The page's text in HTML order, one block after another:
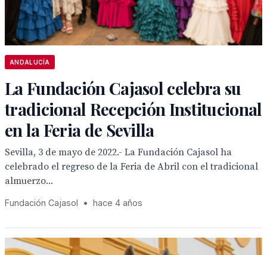
ANDALUCÍA
La Fundación Cajasol celebra su
tradicional Recepción Institucional
en la Feria de Sevilla
Sevilla, 3 de mayo de 2022.- La Fundación Cajasol ha
celebrado el regreso de la Feria de Abril con el tradicional
almuerzo...
Fundación Cajasol • hace 4 años